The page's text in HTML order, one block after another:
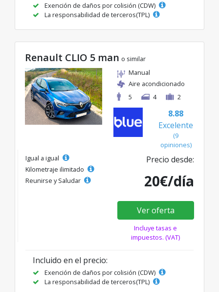
Exención de daños por colisión (CDW)
La responsabilidad de terceros(TPL)
Renault CLIO 5 man o similar
Manual
Aire acondicionado
5
4 2
8.88
Excelente
(9
opiniones)
Igual a igual
Kilometraje ilimitado
Reunirse y Saludar
Precio desde:
20€/día
Ver oferta
Incluye tasas e
impuestos. (VAT)
Incluido en el precio:
Exención de daños por colisión (CDW)
La responsabilidad de terceros(TPL)